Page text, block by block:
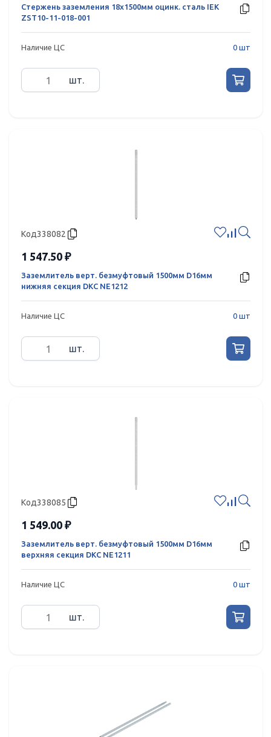
Стержень заземления 18х1500мм оцинк. сталь IEK
ZST10-11-018-001
Наличие ЦС 0 шт
шт.
Код338082
1 547.50 ₽
Заземлитель верт. безмуфтовый 1500мм D16мм
нижняя секция DKC NE1212
Наличие ЦС 0 шт
шт.
Код338085
1 549.00 ₽
Заземлитель верт. безмуфтовый 1500мм D16мм
верхняя секция DKC NE1211
Наличие ЦС 0 шт
шт.